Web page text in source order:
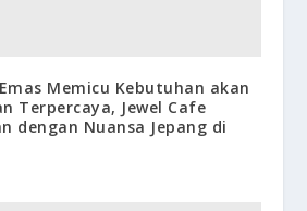
Memicu Kebutuhan akan
Terpercaya, Jewel Cafe
dengan Nuansa Jepang di